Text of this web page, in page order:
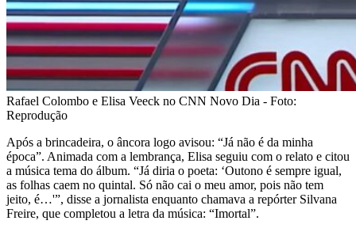
Rafael Colombo e Elisa Veeck no CNN Novo Dia - Foto:
Reprodução
Após a brincadeira, o âncora logo avisou: “Já não é da minha
época”. Animada com a lembrança, Elisa seguiu com o relato e citou
a música tema do álbum. “Já diria o poeta: ‘Outono é sempre igual,
as folhas caem no quintal. Só não cai o meu amor, pois não tem
jeito, é…'”, disse a jornalista enquanto chamava a repórter Silvana
Freire, que completou a letra da música: “Imortal”.